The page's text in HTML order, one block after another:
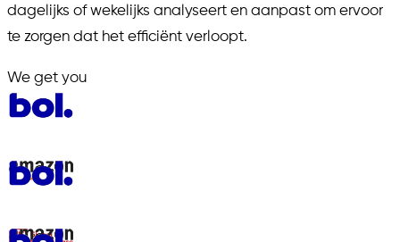
dagelijks of wekelijks analyseert en aanpast om ervoor
te zorgen dat het efficiënt verloopt.
We get you